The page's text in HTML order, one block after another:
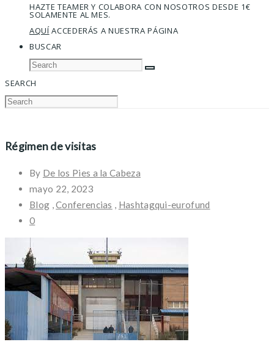
HAZTE TEAMER Y COLABORA CON NOSOTROS DESDE 1€
SOLAMENTE AL MES.
AQUÍACCEDERÁS A NUESTRA PÁGINA
BUSCAR
SEARCH
Régimen de visitas
By De los Pies a la Cabeza
mayo 22, 2023
Blog ,Conferencias
Hashtagqui-eurofund
0